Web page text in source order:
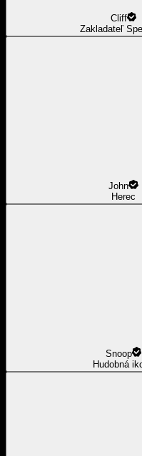
Cliff
Zakladateľ
John
Herec
Snoop
Hudobná